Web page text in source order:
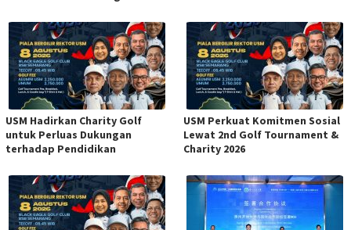
USM Hadirkan Charity Golf
untuk Perluas Dukungan
terhadap Pendidikan
USM Perkuat Komitmen Sosial
Lewat 2nd Golf Tournament &
Charity 2026